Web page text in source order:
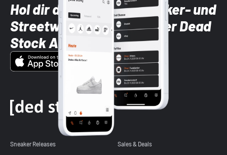
Hol dir die neuesten Sneaker- und
Streetwear-Brands mit der Dead
Stock App
Sneaker Releases Sales & Deals